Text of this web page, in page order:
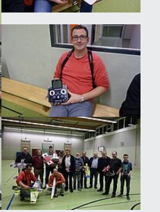
Show larger version for:
Show larger version for: